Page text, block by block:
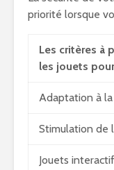
priorité lorsque
Les critères à
les jouets
Adaptation à
Stimulation de
Jouets